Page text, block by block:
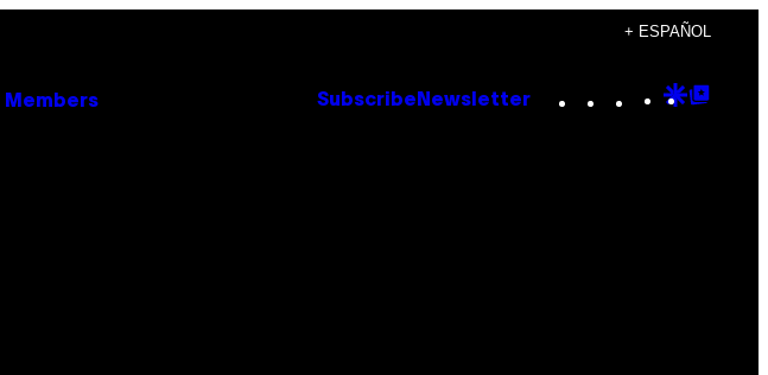
+ ESPAÑOL
Members Subscribe Newsletter Instagram
TikTok
YouTube
Google